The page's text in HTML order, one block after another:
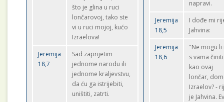
što je glina u ruci
lončarovoj, tako ste
vi u ruci mojoj, kućo
Izraelova!
Jeremija
18,7
Sad zaprijetim
jednome narodu ili
jednome kraljevstvu,
da ću ga istrijebiti,
uništiti, zatrti.
napravi.
Jeremija
18,5
I dođe mi
Jahvina:
Jeremija
18,6
"Ne mogu li
s vama činiti
kao ovaj
lončar,
Izraelov? -
je Jahvina.